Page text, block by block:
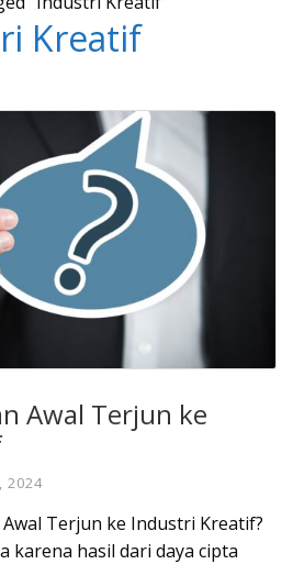
Kreatif
Awal Terjun ke
2024
Terjun ke Industri Kreatif?
karena hasil dari daya cipta